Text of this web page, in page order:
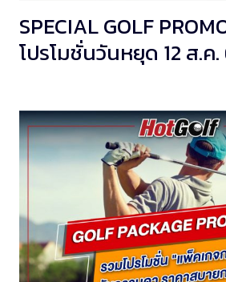
SPECIAL GOLF
โปรโมชั่นวันหยุด 12 ส.ค.